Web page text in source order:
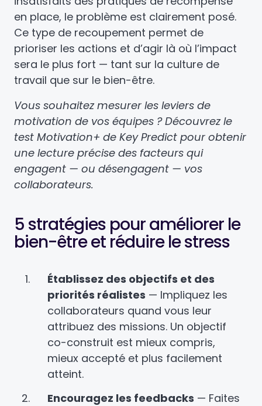
en place, le problème est clairement posé.
Ce type de recoupement permet de
prioriser les actions et d’agir là où l’impact
sera le plus fort — tant sur la culture de
travail que sur le bien-être.
Vous souhaitez mesurer les leviers de
motivation de vos équipes ? Découvrez le
test Motivation+ de Key Predict pour obtenir
une lecture précise des facteurs qui
engagent — ou désengagent — vos
collaborateurs.
5 stratégies pour améliorer le
bien-être et réduire le stress
Établissez des objectifs et des
priorités réalistes — Impliquez les
collaborateurs quand vous leur
attribuez des missions. Un objectif
co-construit est mieux compris,
mieux accepté et plus facilement
atteint.
Encouragez les feedbacks — Faites